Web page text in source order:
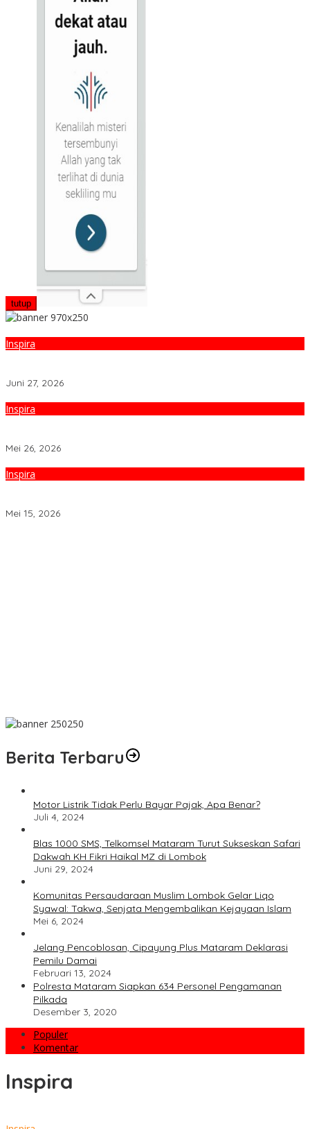
tutup
Inspira
Juni 27, 2026
Inspira
Mei 26, 2026
Inspira
Mei 15, 2026
Berita Terbaru
Motor Listrik Tidak Perlu Bayar Pajak, Apa Benar?
Juli 4, 2024
Blas 1000 SMS, Telkomsel Mataram Turut Sukseskan Safari
Dakwah KH Fikri Haikal MZ di Lombok
Juni 29, 2024
Komunitas Persaudaraan Muslim Lombok Gelar Liqo
Syawal: Takwa, Senjata Mengembalikan Kejayaan Islam
Mei 6, 2024
Jelang Pencoblosan, Cipayung Plus Mataram Deklarasi
Pemilu Damai
Februari 13, 2024
Polresta Mataram Siapkan 634 Personel Pengamanan
Pilkada
Desember 3, 2020
Populer
Komentar
Inspira